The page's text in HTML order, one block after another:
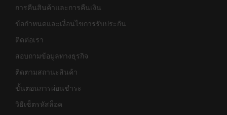
การคืนสินค้าและการคืนเงิน
ข้อกำหนดและเงื่อนไขการรับประกัน
ติดต่อเรา
สอบถามข้อมูลทางธุรกิจ
ติดตามสถานะสินค้า
ขั้นตอนการผ่อนชำระ
วิธีเซ็ตรหัสล็อค